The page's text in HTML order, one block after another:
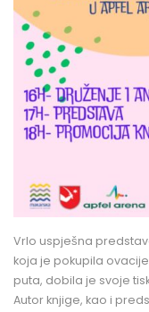
Vrlo uspješna
koja je pokupila
puta, dobila je svoje
Autor knjige, kao i